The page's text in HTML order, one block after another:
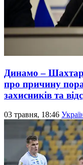
Динамо –
про причину
захисників та
03 травня, 18:46